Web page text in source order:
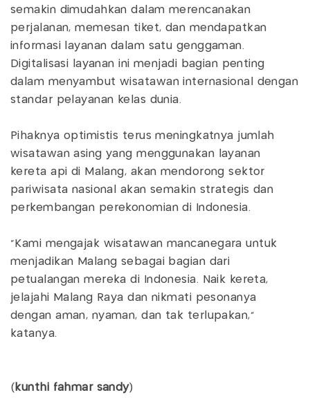
semakin dimudahkan dalam merencanakan
perjalanan, memesan tiket, dan mendapatkan
informasi layanan dalam satu genggaman.
Digitalisasi layanan ini menjadi bagian penting
dalam menyambut wisatawan internasional dengan
standar pelayanan kelas dunia.
Pihaknya optimistis terus meningkatnya jumlah
wisatawan asing yang menggunakan layanan
kereta api di Malang, akan mendorong sektor
pariwisata nasional akan semakin strategis dan
perkembangan perekonomian di Indonesia.
“Kami mengajak wisatawan mancanegara untuk
menjadikan Malang sebagai bagian dari
petualangan mereka di Indonesia. Naik kereta,
jelajahi Malang Raya dan nikmati pesonanya
dengan aman, nyaman, dan tak terlupakan,”
katanya.
( kunthi fahmar sandy)